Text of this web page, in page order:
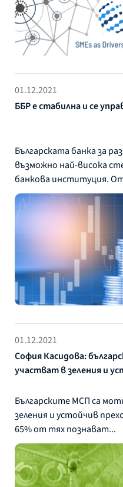
01.12.2021
ББР е стабилна и се
Българската банка за
възможно най-висока
банкова
01.12.2021
София Касидова:
участват в зеления и
Българските МСП са
зеления и устойчив
65% от тях познават...